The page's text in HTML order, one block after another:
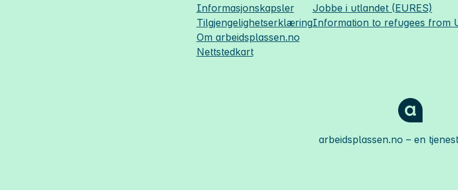
Informasjonskapsler
Tilgjengelighetserklæring
Om arbeidsplassen.no
Nettstedkart
Jobbe i utlandet (EURES)
Information to refugees from
arbeidsplassen.no – en